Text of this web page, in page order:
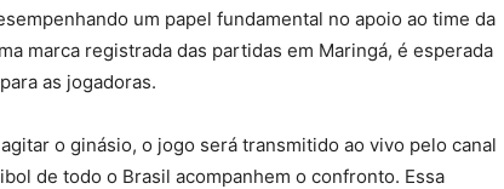
um papel fundamental no apoio ao time da
marca registrada das partidas em Maringá, é esperada
as jogadoras.
o ginásio, o jogo será transmitido ao vivo pelo canal
de todo o Brasil acompanhem o confronto. Essa